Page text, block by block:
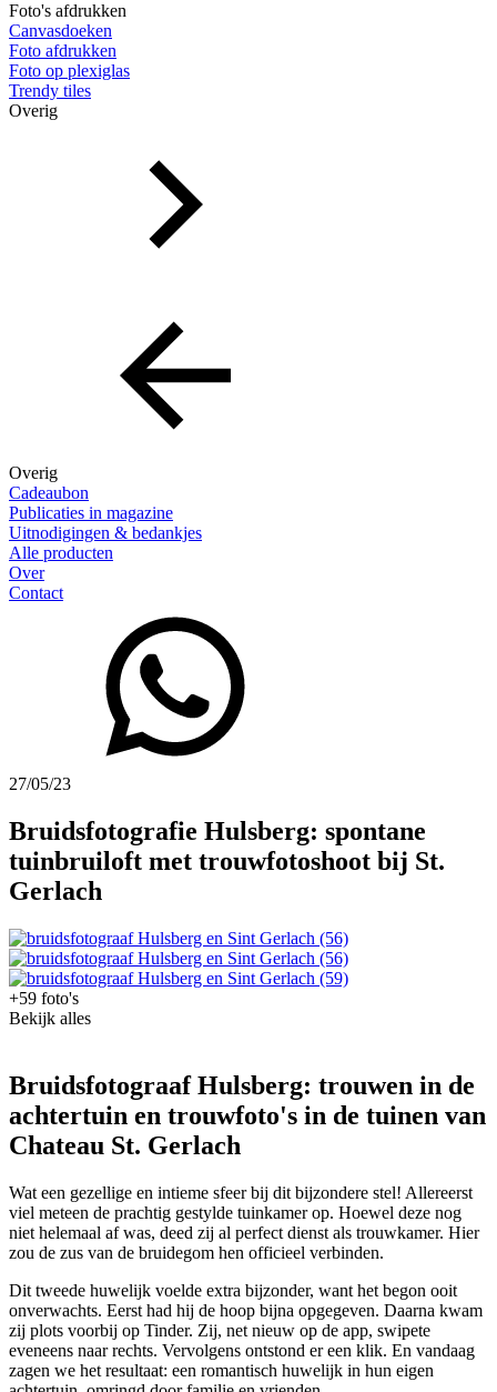
Foto's afdrukken
Canvasdoeken
Foto afdrukken
Foto op plexiglas
Trendy tiles
Overig
Overig
Cadeaubon
Publicaties in magazine
Uitnodigingen & bedankjes
Alle producten
Over
Contact
27/05/23
Bruidsfotografie Hulsberg: spontane
tuinbruiloft met trouwfotoshoot bij St.
Gerlach
+59 foto's
Bekijk alles
Bruidsfotograaf Hulsberg: trouwen in de
achtertuin en trouwfoto's in de tuinen van
Chateau St. Gerlach
Wat een gezellige en intieme sfeer bij dit bijzondere stel! Allereerst
viel meteen de prachtig gestylde tuinkamer op. Hoewel deze nog
niet helemaal af was, deed zij al perfect dienst als trouwkamer. Hier
zou de zus van de bruidegom hen officieel verbinden.
Dit tweede huwelijk voelde extra bijzonder, want het begon ooit
onverwachts. Eerst had hij de hoop bijna opgegeven. Daarna kwam
zij plots voorbij op Tinder. Zij, net nieuw op de app, swipete
eveneens naar rechts. Vervolgens ontstond er een klik. En vandaag
zagen we het resultaat: een romantisch huwelijk in hun eigen